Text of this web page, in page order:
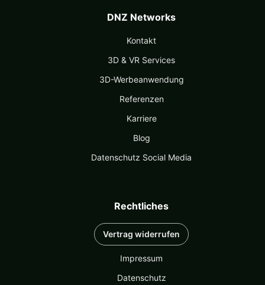
DNZ Networks
Kontakt
3D & VR Services
3D-Werbeanwendung
Referenzen
Karriere
Blog
Datenschutz Social Media
Rechtliches
Vertrag widerrufen
Impressum
Datenschutz